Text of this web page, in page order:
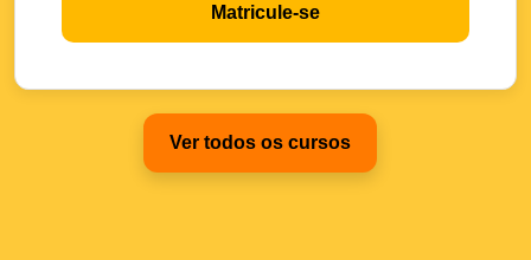
Matricule-se
Ver todos os cursos